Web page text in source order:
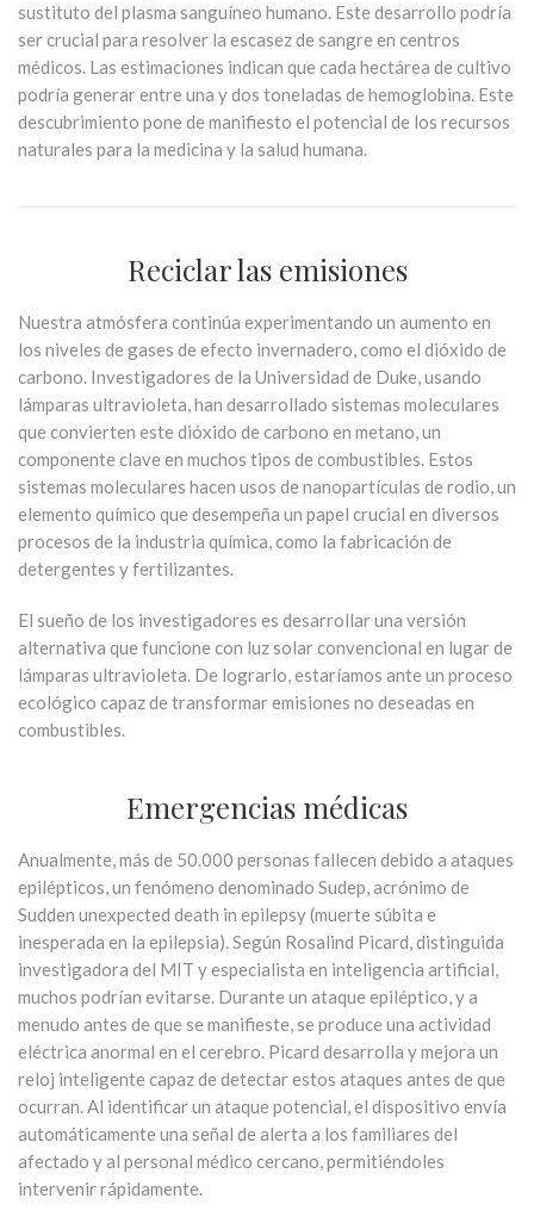
sustituto del plasma sanguíneo humano. Este desarrollo podría
ser crucial para resolver la escasez de sangre en centros
médicos. Las estimaciones indican que cada hectárea de cultivo
podría generar entre una y dos toneladas de hemoglobina. Este
descubrimiento pone de manifiesto el potencial de los recursos
naturales para la medicina y la salud humana.
Reciclar las emisiones
Nuestra atmósfera continúa experimentando un aumento en
los niveles de gases de efecto invernadero, como el dióxido de
carbono. Investigadores de la Universidad de Duke, usando
lámparas ultravioleta, han desarrollado sistemas moleculares
que convierten este dióxido de carbono en metano, un
componente clave en muchos tipos de combustibles. Estos
sistemas moleculares hacen usos de nanopartículas de rodio, un
elemento químico que desempeña un papel crucial en diversos
procesos de la industria química, como la fabricación de
detergentes y fertilizantes.
El sueño de los investigadores es desarrollar una versión
alternativa que funcione con luz solar convencional en lugar de
lámparas ultravioleta. De lograrlo, estaríamos ante un proceso
ecológico capaz de transformar emisiones no deseadas en
combustibles.
Emergencias médicas
Anualmente, más de 50.000 personas fallecen debido a ataques
epilépticos, un fenómeno denominado Sudep, acrónimo de
Sudden unexpected death in epilepsy (muerte súbita e
inesperada en la epilepsia). Según Rosalind Picard, distinguida
investigadora del MIT y especialista en inteligencia artificial,
muchos podrían evitarse. Durante un ataque epiléptico, y a
menudo antes de que se manifieste, se produce una actividad
eléctrica anormal en el cerebro. Picard desarrolla y mejora un
reloj inteligente capaz de detectar estos ataques antes de que
ocurran. Al identificar un ataque potencial, el dispositivo envía
automáticamente una señal de alerta a los familiares del
afectado y al personal médico cercano, permitiéndoles
intervenir rápidamente.